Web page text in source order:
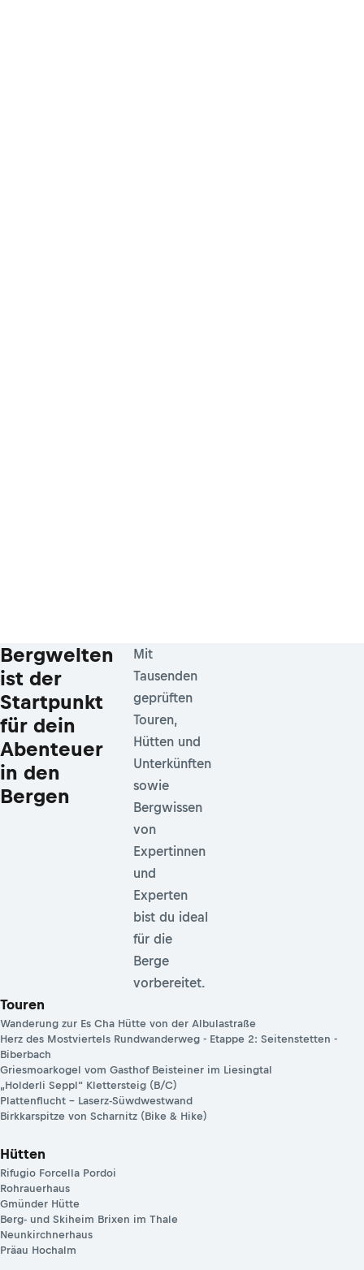
Bergwelten
ist der
Startpunkt
für dein
Abenteuer
in den
Bergen
Mit
Tausenden
geprüften
Touren,
Hütten und
Unterkünften
sowie
Bergwissen
von
Expertinnen
und
Experten
bist du ideal
für die
Berge
vorbereitet.
Touren
Wanderung zur Es Cha Hütte von der Albulastraße
Herz des Mostviertels Rundwanderweg - Etappe 2: Seitenstetten -
Biberbach
Griesmoarkogel vom Gasthof Beisteiner im Liesingtal
„Holderli Seppl“ Klettersteig (B/C)
Plattenflucht – Laserz-Süwdwestwand
Birkkarspitze von Scharnitz (Bike & Hike)
Hütten
Rifugio Forcella Pordoi
Rohrauerhaus
Gmünder Hütte
Berg- und Skiheim Brixen im Thale
Neunkirchnerhaus
Präau Hochalm